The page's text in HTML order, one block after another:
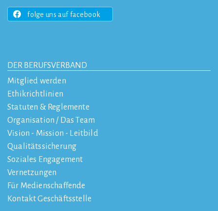
folge uns auf facebook
DER BERUFSVERBAND
Mitglied werden
Ethikrichtlinien
Statuten & Reglemente
Organisation / Das Team
Vision - Mission - Leitbild
Qualitätssicherung
Soziales Engagement
Vernetzungen
Für Medienschaffende
Kontakt Geschäftsstelle